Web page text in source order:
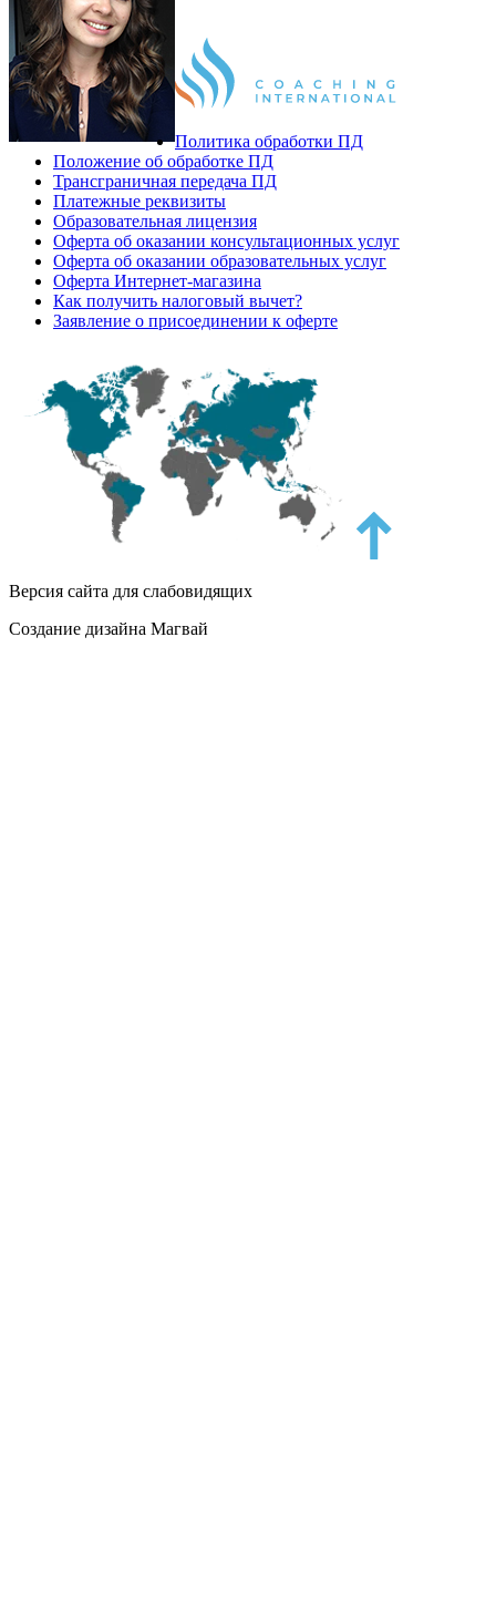
Политика обработки ПД
Положение об обработке ПД
Трансграничная передача ПД
Платежные реквизиты
Образовательная лицензия
Оферта об оказании консультационных услуг
Оферта об оказании образовательных услуг
Оферта Интернет-магазина
Как получить налоговый вычет?
Заявление о присоединении к оферте
Версия сайта для слабовидящих
Создание дизайна Магвай